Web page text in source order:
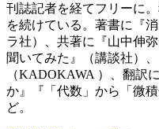
刊誌記者を経てフリーに
を続けている。著書に『
ラ社）、共著に『山中伸
聞いてみた』（講談社）
（KADOKAWA ）、翻訳
か』『「代数」から「微
ど。